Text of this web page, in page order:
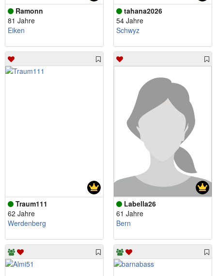
Ramonn
81 Jahre
Eiken
tahana2026
54 Jahre
Schwyz
Traum111
62 Jahre
Werdenberg
Labella26
61 Jahre
Bern